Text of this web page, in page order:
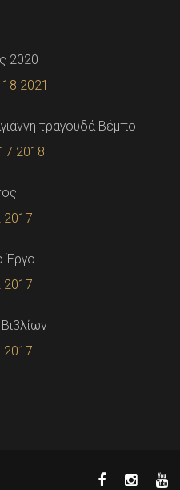
2020
2021
τραγουδά Βέμπο
2018
2017
Έργο
2017
2017